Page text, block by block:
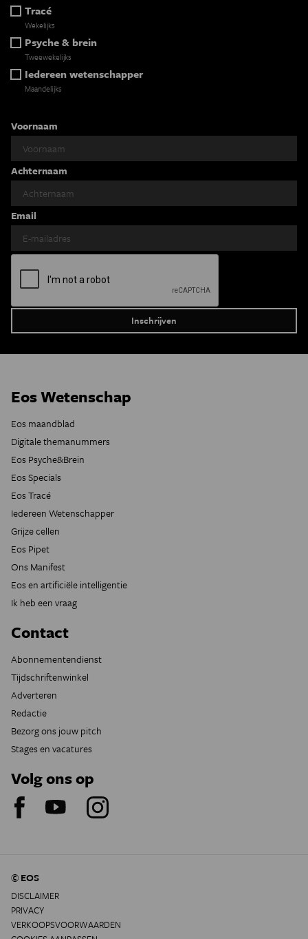
Tracé
Wekelijks
Psyche & brein
Tweewekelijks
Iedereen wetenschapper
Maandelijks
Voornaam
Achternaam
Email
Eos Wetenschap
Eos maandblad
Digitale themanummers
Eos Psyche&Brein
Eos Specials
Eos Tracé
Iedereen Wetenschapper
Grijze cellen
Eos Pipet
Ons Manifest
Eos en artificiële intelligentie
Ik heb een vraag
Contact
Abonnementendienst
Tijdschriftenwinkel
Adverteren
Redactie
Bezorg ons jouw pitch
Stages en vacatures
Volg ons op
© EOS
DISCLAIMER
PRIVACY
VERKOOPSVOORWAARDEN